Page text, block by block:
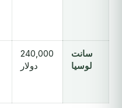
سانت
لوسيا
240,000
دولار